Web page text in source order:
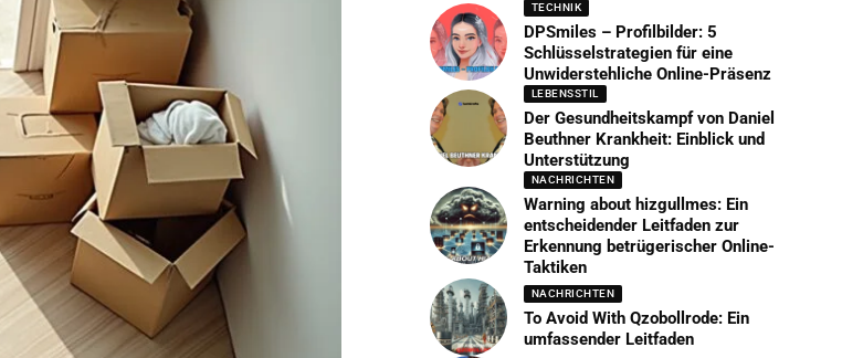
TECHNIK
DPSmiles – Profilbilder: 5
Schlüsselstrategien für eine
Unwiderstehliche Online-Präsenz
LEBENSSTIL
Der Gesundheitskampf von Daniel
Beuthner Krankheit: Einblick und
Unterstützung
NACHRICHTEN
Warning about hizgullmes: Ein
entscheidender Leitfaden zur
Erkennung betrügerischer Online-
Taktiken
NACHRICHTEN
To Avoid With Qzobollrode: Ein
umfassender Leitfaden